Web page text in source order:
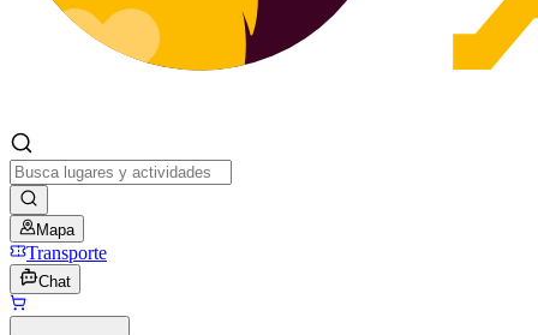
Mapa
Transporte
Chat